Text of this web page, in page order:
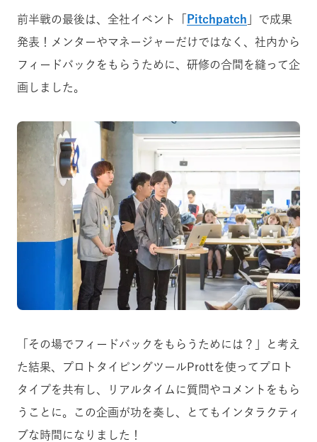
前半戦の最後は、全社イベント「 Pitchpatch 」で成果
発表！メンターやマネージャーだけではなく、社内から
フィードバックをもらうために、研修の合間を縫って企
画しました。
「その場でフィードバックをもらうためには？」と考え
た結果、プロトタイピングツールProttを使ってプロト
タイプを共有し、リアルタイムに質問やコメントをもら
うことに。この企画が功を奏し、とてもインタラクティ
ブな時間になりました！